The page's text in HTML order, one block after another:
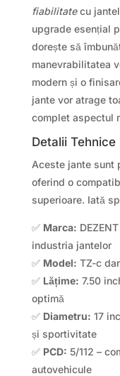
fiabilitatecu
upgrade esențial
dorește să
manevrabilitatea
modern și o
jante vor atrage
complet aspectul
Detalii Tehnice
Aceste jante sunt
oferind o
superioare. Iată
✅ Marca:
industria jantelor
✅ Model: TZ-c
✅ Lățime: 7.50
optimă
✅ Diametru: 17
și sportivitate
✅ PCD: 5/112 –
autovehicule